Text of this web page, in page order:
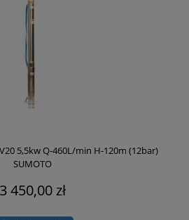
5,5kw Q-460L/min H-120m (12bar)
SUMOTO
3 450,00 zł